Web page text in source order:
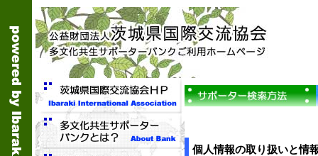
個人情報の取り扱いと情